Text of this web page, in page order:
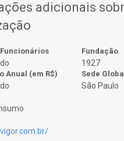
adicionais
Fundação
1927
Anual (em R$) Sede Global
São Paulo